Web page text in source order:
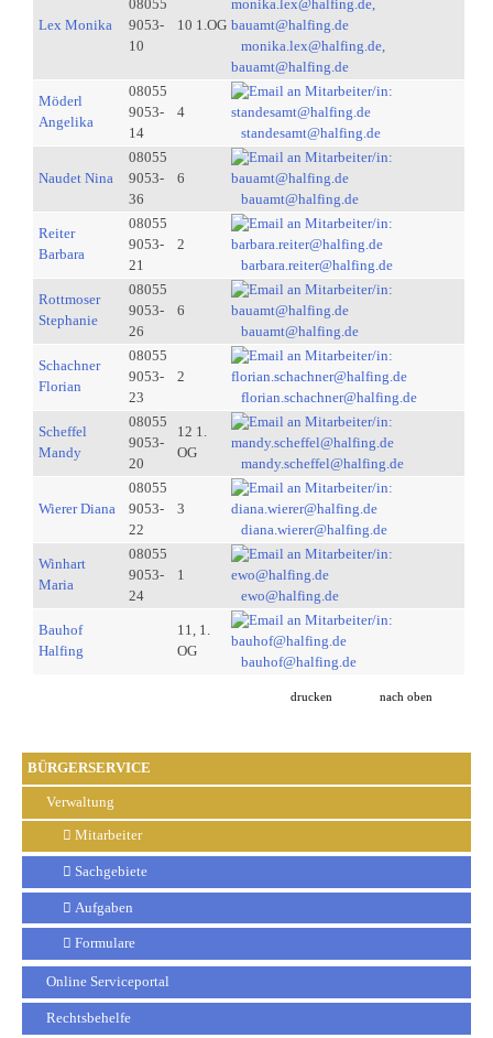
BÜRGERSERVICE
Verwaltung
Mitarbeiter
Sachgebiete
Aufgaben
Formulare
Online Serviceportal
Rechtsbehelfe
Lex Monika
08055
9053-
10
10 1.OG
monika.lex@halfing.de,
bauamt@halfing.de
Möderl
Angelika
08055
9053-
14
4
standesamt@halfing.de
Naudet Nina
08055
9053-
36
6
bauamt@halfing.de
Reiter
Barbara
08055
9053-
21
2
barbara.reiter@halfing.de
Rottmoser
Stephanie
08055
9053-
26
6
bauamt@halfing.de
Schachner
Florian
08055
9053-
23
2
florian.schachner@halfing.de
Scheffel
Mandy
08055
9053-
20
12 1.
OG
mandy.scheffel@halfing.de
Wierer Diana
08055
9053-
22
3
diana.wierer@halfing.de
Winhart
Maria
08055
9053-
24
1
ewo@halfing.de
Bauhof
Halfing
11, 1.
OG
bauhof@halfing.de
drucken nach oben